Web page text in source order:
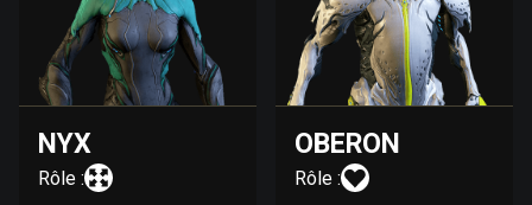
NYX
Rôle :
OBERON
Rôle :